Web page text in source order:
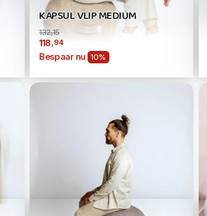
KAPSUL VLIP MEDIUM
132,15
118 ,94
Bespaar nu 10%